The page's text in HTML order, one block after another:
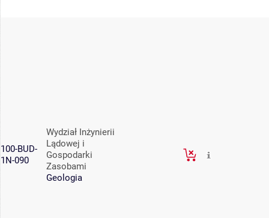
100-BUD-
1N-090
Wydział Inżynierii
Lądowej i
Gospodarki
Zasobami
Geologia